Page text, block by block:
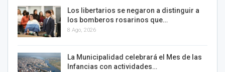
Los libertarios se negaron a distinguir a
los bomberos rosarinos que…
8 Ago, 2026
La Municipalidad celebrará el Mes de las
Infancias con actividades…